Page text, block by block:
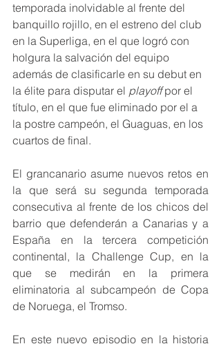
temporada inolvidable al frente del
banquillo rojillo, en el estreno del club
en la Superliga, en el que logró con
holgura la salvación del equipo
además de clasificarle en su debut en
la élite para disputar el playoff por el
título, en el que fue eliminado por el a
la postre campeón, el Guaguas, en los
cuartos de final.
El grancanario asume nuevos retos en
la que será su segunda temporada
consecutiva al frente de los chicos del
barrio que defenderán a Canarias y a
España en la tercera competición
continental, la Challenge Cup, en la
que se medirán en la primera
eliminatoria al subcampeón de Copa
de Noruega, el Tromso.
En este nuevo episodio en la historia